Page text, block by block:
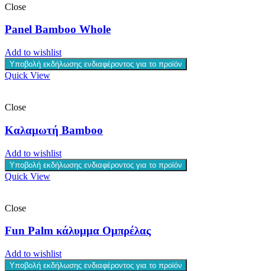
Close
Panel Bamboo Whole
Add to wishlist
Υποβολή εκδήλωσης ενδιαφέροντος για το προϊόν
Quick View
Close
Καλαμωτή Bamboo
Add to wishlist
Υποβολή εκδήλωσης ενδιαφέροντος για το προϊόν
Quick View
Close
Fun Palm κάλυμμα Ομπρέλας
Add to wishlist
Υποβολή εκδήλωσης ενδιαφέροντος για το προϊόν